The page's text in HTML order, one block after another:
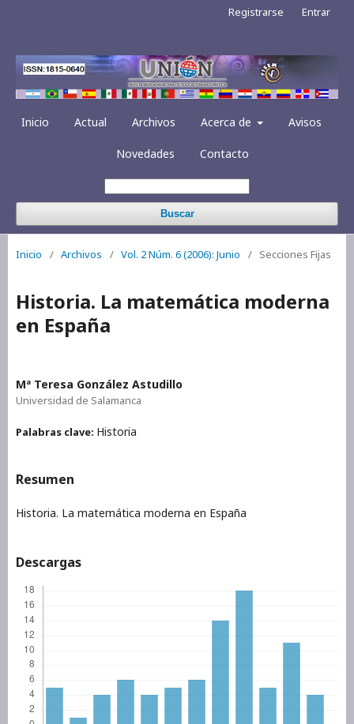
Inicio Actual Archivos Acerca de Avisos
Novedades Contacto
Buscar
Registrarse Entrar
Inicio / Archivos / Vol. 2 Núm. 6 (2006): Junio / Secciones Fijas
Historia. La matemática moderna
en España
Mª Teresa González Astudillo
Universidad de Salamanca
Palabras clave: Historia
Resumen
Historia. La matemática moderna en España
Descargas